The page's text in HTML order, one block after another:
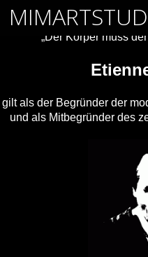
Skip
„Der Körper muss
gilt als der Begründer der
und als Mitbegründer des